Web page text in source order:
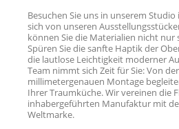
Besuchen Sie uns in unserem Studio
sich von unseren
können Sie die Materialien nicht nur
Spüren Sie die sanfte Haptik der
die lautlose Leichtigkeit moderner
Team nimmt sich Zeit für Sie: Von
millimetergenauen Montage
Ihrer Traumküche. Wir vereinen die
inhabergeführten Manufaktur mit
Weltmarke.